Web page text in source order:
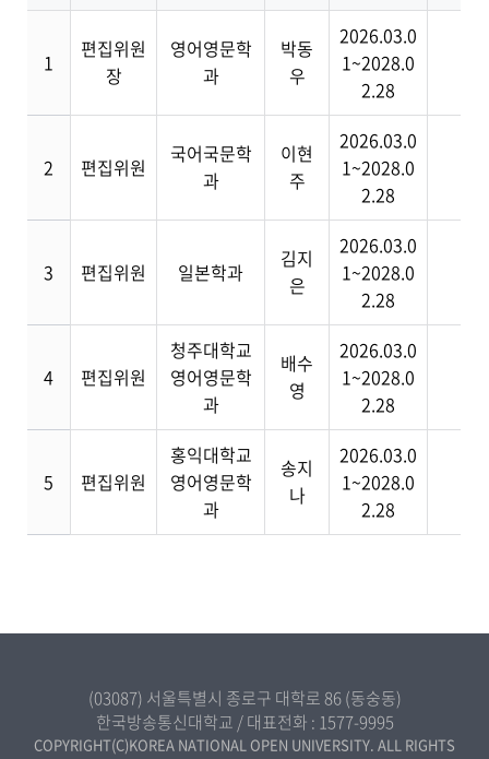
1
편집위원
장
영어영문학
과
박동
우
2026.03.0
1~2028.0
2.28
2 편집위원
국어국문학
과
이현
주
2026.03.0
1~2028.0
2.28
3 편집위원 일본학과
김지
은
2026.03.0
1~2028.0
2.28
4 편집위원
청주대학교
영어영문학
과
배수
영
2026.03.0
1~2028.0
2.28
5 편집위원
홍익대학교
영어영문학
과
송지
나
2026.03.0
1~2028.0
2.28
(03087) 서울특별시 종로구 대학로 86 (동숭동)
한국방송통신대학교 / 대표전화 : 1577-9995
COPYRIGHT(C)KOREA NATIONAL OPEN UNIVERSITY. ALL RIGHTS